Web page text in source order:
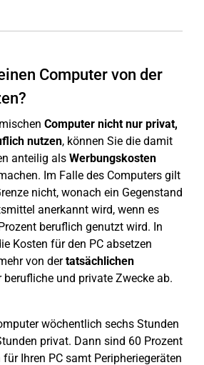
Computer von der
Computer nicht nur privat,
nutzen, können Sie die damit
anteilig als Werbungskosten
Im Falle des Computers gilt
nicht, wonach ein Gegenstand
anerkannt wird, wenn es
beruflich genutzt wird. In
Kosten für den PC absetzen
von dertatsächlichen
berufliche und private Zwecke ab.
wöchentlich sechs Stunden
privat. Dann sind 60 Prozent
Ihren PC samt Peripheriegeräten